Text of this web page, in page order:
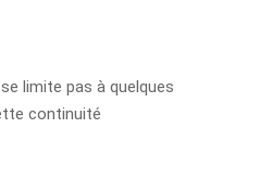
limite pas à quelques
continuité